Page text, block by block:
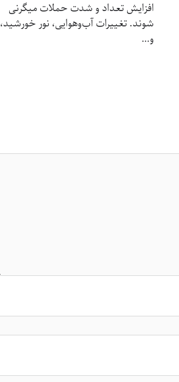
افزایش تعداد و شدت حملات میگرنی
شوند. تغییرات آب‌وهوایی، نور خورشید،
و…